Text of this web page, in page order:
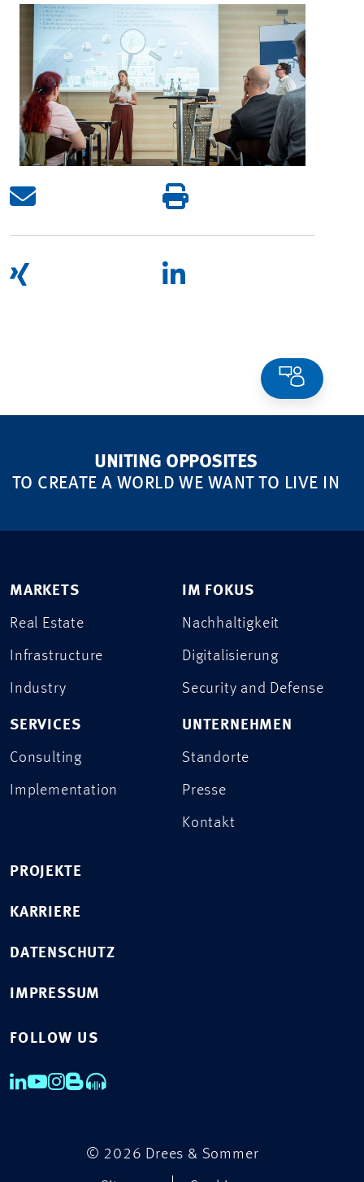
UNITING OPPOSITES
TO CREATE A WORLD WE WANT TO LIVE IN
MARKETS
Real Estate
Infrastructure
Industry
SERVICES
Consulting
Implementation
IM FOKUS
Nachhaltigkeit
Digitalisierung
Security and Defense
UNTERNEHMEN
Standorte
Presse
Kontakt
PROJEKTE
KARRIERE
DATENSCHUTZ
IMPRESSUM
FOLLOW US
© 2026 Drees & Sommer